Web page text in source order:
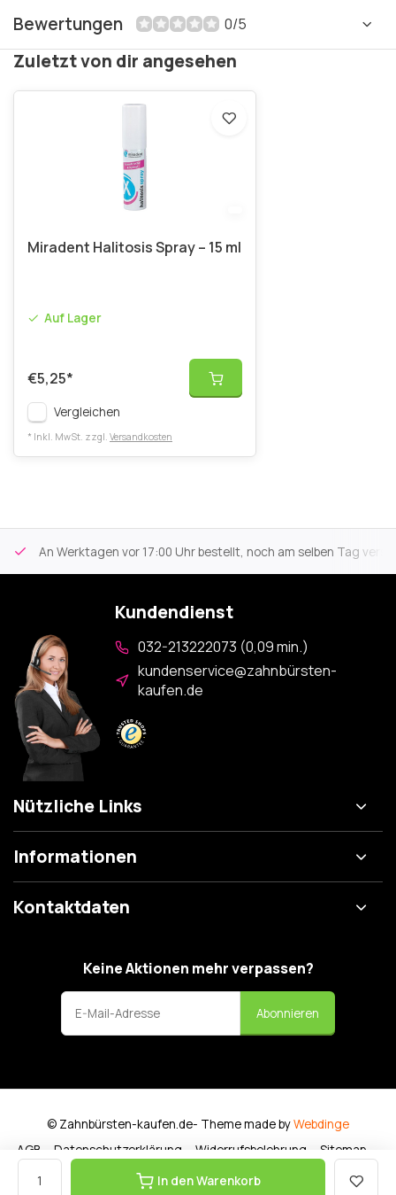
In den Warenkorb
Bewertungen 0/5
Zuletzt von dir angesehen
Miradent Halitosis Spray – 15 ml
Auf Lager
€5,25*
Vergleichen
* Inkl. MwSt. zzgl. Versandkosten
An Werktagen vor 17:00 Uhr bestellt, noch am selben Tag
Kundendienst
032-213222073 (0,09 min.)
kundenservice@zahnbürsten-
kaufen.de
Nützliche Links
Informationen
Kontaktdaten
Keine Aktionen mehr verpassen?
Abonnieren
AGB Datenschutzerklärung Widerrufsbelehrung Sitemap
© Zahnbürsten-kaufen.de- Theme made byWebdinge